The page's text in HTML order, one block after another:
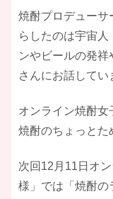
焼酎プロデュー
らしたのは宇宙人
ンやビールの発
さんにお話してい
オンライン焼酎女
焼酎のちょっとた
次回12月11日オ
様」では「焼酎の